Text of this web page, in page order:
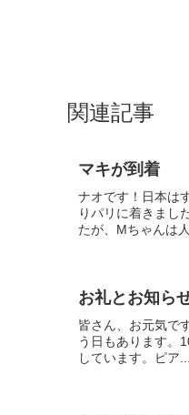
関連記事
マキが到着
ナオです！日本は
りパリに着きまし
たが、Mちゃんは
お礼とお知ら
皆さん、お元気で
う日もあります。
しています。ピア...